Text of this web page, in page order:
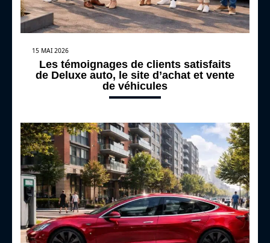
15 MAI 2026
Les témoignages de clients satisfaits
de Deluxe auto, le site d’achat et vente
de véhicules